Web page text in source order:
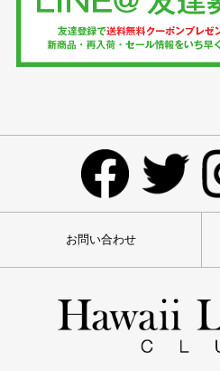
お問い合わせ